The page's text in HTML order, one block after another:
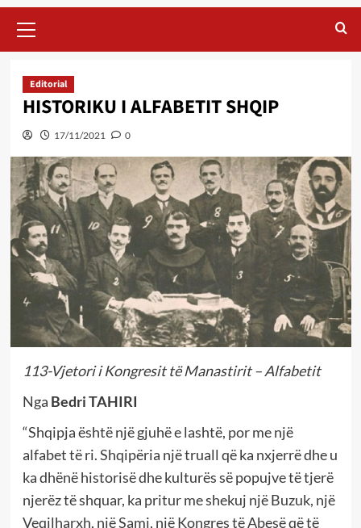
Menu
Editorial
HISTORIKU I ALFABETIT SHQIP
17/11/2021 0
113-Vjetori i Kongresit të Manastirit – Alfabetit
Nga Bedri TAHIRI
“Shqipja është një gjuhë e lashtë, por me një
alfabet të ri. Shqipëria një truall që ka nxjerrë dhe u
ka dhënë historisë dhe kulturës së popujve të tjerë
njerëz të shquar, ka pritur me shekuj një Buzuk, një
Veqilharxh, një Sami, një Kongres të Abesë që të